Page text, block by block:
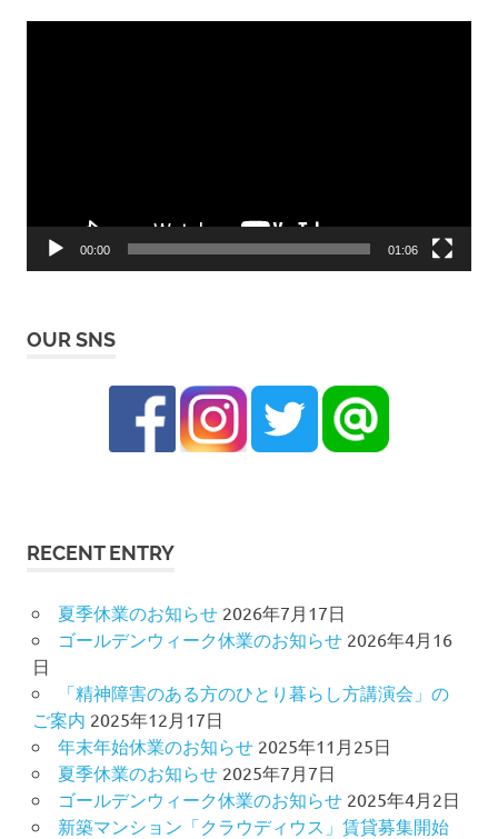
00:00 01:06
OUR SNS
RECENT ENTRY
夏季休業のお知らせ 2026年7月17日
ゴールデンウィーク休業のお知らせ 2026年4月16
日
「精神障害のある方のひとり暮らし方講演会」の
ご案内 2025年12月17日
年末年始休業のお知らせ 2025年11月25日
夏季休業のお知らせ 2025年7月7日
ゴールデンウィーク休業のお知らせ 2025年4月2日
新築マンション「クラウディウス」賃貸募集開始